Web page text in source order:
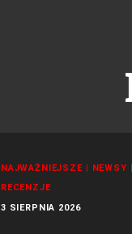
NAJWAŻNIEJSZE | NEWSY |
RECENZJE
3 SIERPNIA 2026